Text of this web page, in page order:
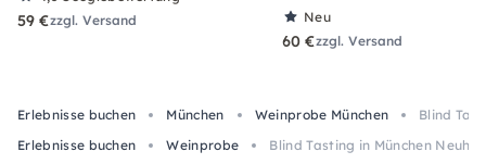
59 €zzgl. Versand Neu
60 €zzgl. Versand
Erlebnisse buchen München Weinprobe München
Blind
Erlebnisse buchen
Weinprobe Blind Tasting in München